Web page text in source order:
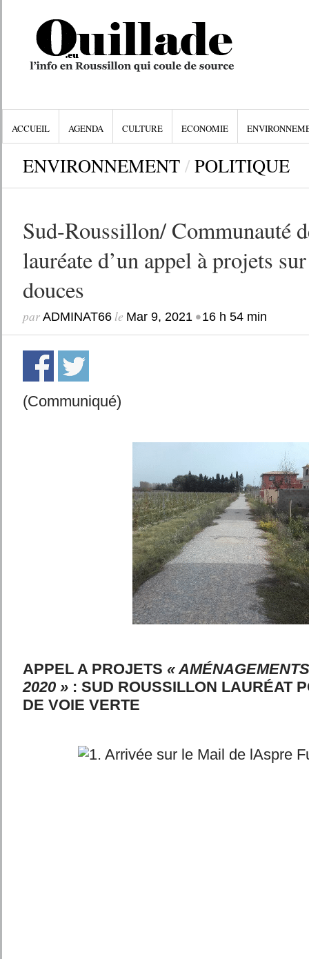
ACCUEIL AGENDA CULTURE ECONOMIE
ENVIRONNEMENT / POLITIQUE
Sud-Roussillon/ Communauté
lauréate d’un appel à projets
douces
par ADMINAT66le Mar 9, 2021•16 h 54 min
(Communiqué)
APPEL A PROJETS «
2020 » : SUD ROUSSILLON LAURÉAT
DE VOIE VERTE